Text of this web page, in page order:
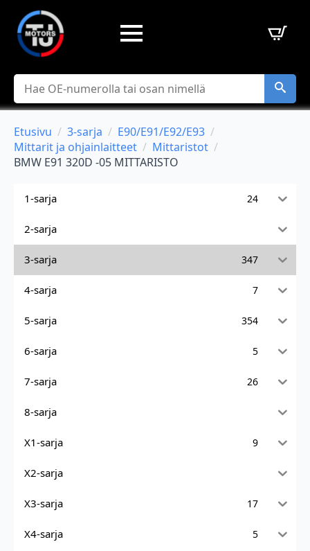
Hae
Etusivu 3-sarja
E90/E91/E92/E93
Mittarit ja ohjainlaitteet
Mittaristot
BMW E91 320D -05 MITTARISTO
1-sarja 24
2-sarja
3-sarja 347
4-sarja 7
5-sarja 354
6-sarja 5
7-sarja 26
8-sarja
X1-sarja 9
X2-sarja
X3-sarja 17
X4-sarja 5